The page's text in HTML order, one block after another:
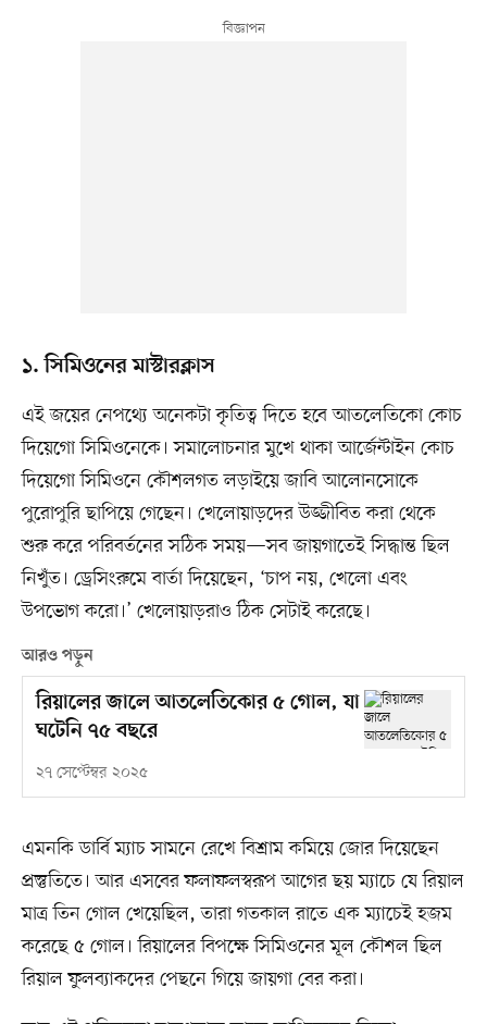
১. সিমিওনের মাস্টারক্লাস
এই জয়ের নেপথ্যে অনেকটা কৃতিত্ব দিতে হবে আতলেতিকো কোচ
দিয়েগো সিমিওনেকে। সমালোচনার মুখে থাকা আর্জেন্টাইন কোচ
দিয়েগো সিমিওনে কৌশলগত লড়াইয়ে জাবি আলোনসোকে
পুরোপুরি ছাপিয়ে গেছেন। খেলোয়াড়দের উজ্জীবিত করা থেকে
শুরু করে পরিবর্তনের সঠিক সময়—সব জায়গাতেই সিদ্ধান্ত ছিল
নিখুঁত। ড্রেসিংরুমে বার্তা দিয়েছেন, ‘চাপ নয়, খেলো এবং
উপভোগ করো।’ খেলোয়াড়রাও ঠিক সেটাই করেছে।
আরও পড়ুন
রিয়ালের জালে আতলেতিকোর ৫ গোল, যা
ঘটেনি ৭৫ বছরে
২৭ সেপ্টেম্বর ২০২৫
এমনকি ডার্বি ম্যাচ সামনে রেখে বিশ্রাম কমিয়ে জোর দিয়েছেন
প্রস্তুতিতে। আর এসবের ফলাফলস্বরূপ আগের ছয় ম্যাচে যে রিয়াল
মাত্র তিন গোল খেয়েছিল, তারা গতকাল রাতে এক ম্যাচেই হজম
করেছে ৫ গোল। রিয়ালের বিপক্ষে সিমিওনের মূল কৌশল ছিল
রিয়াল ফুলব্যাকদের পেছনে গিয়ে জায়গা বের করা।